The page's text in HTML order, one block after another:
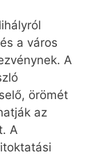
a város
A
örömét
az
A